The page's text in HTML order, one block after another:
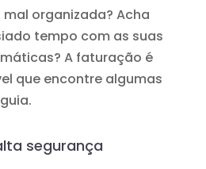
organizada? Acha
tempo com as suas
A faturação é
que encontre algumas
segurança